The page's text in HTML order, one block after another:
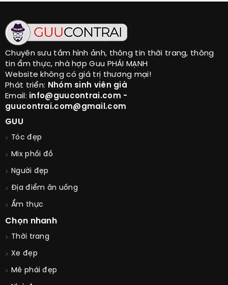
Chuyên sưu tầm hình ảnh, thông tin thời trang, thông
tin ẩm thực, nhà hợp Guu PHÁI MẠNH
Website không có giá trị thương mại!
Phát triển: Nhóm sinh viên già
Email: info@guucontrai.com -
guucontrai.com@gmail.com
GUU
Tóc đẹp
Mix phối đồ
Người đẹp
Địa điểm ăn uống
Ẩm thực
Chọn nhanh
Thời trang
Xe đẹp
Mê phái đẹp